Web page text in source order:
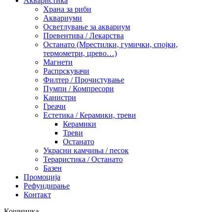
Храна за риби
Аквариуми
Осветлување за аквариум
Превентива / Лекарства
Останато (Мрестилки, гумички, спојки,
термометри, црево…)
Магнети
Распрскувачи
Филтер / Прочистување
Пумпи / Компресори
Канистри
Греачи
Естетика / Керамики, треви
Керамики
Треви
Останато
Украсни камчиња / песок
Тераристика / Останато
Базен
Промоција
Рефундирање
Контакт